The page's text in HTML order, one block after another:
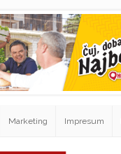
Marketing Impresum